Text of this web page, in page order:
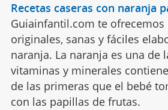
Recetas caseras con naranja
Guiainfantil.com te ofrecemos
originales, sanas y fáciles
naranja. La naranja es una de
vitaminas y minerales
de las primeras que el bebé
con las papillas de frutas.